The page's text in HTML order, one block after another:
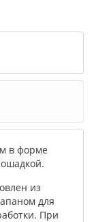
в форме
из
для
При